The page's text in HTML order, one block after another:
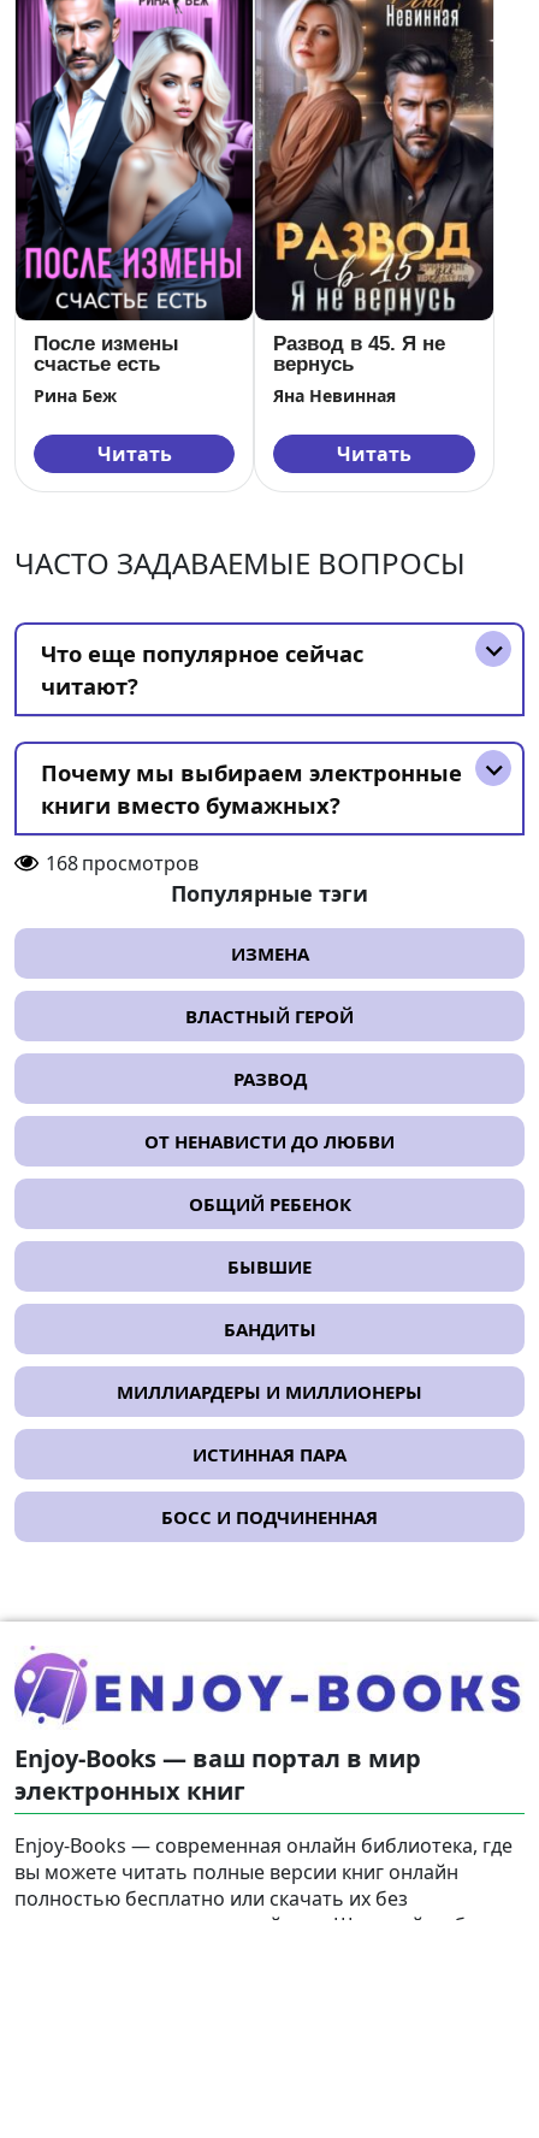
После измены
счастье есть
Рина Беж
Читать
Развод в 45. Я не
вернусь
Яна Невинная
Читать
ЧАСТО ЗАДАВАЕМЫЕ ВОПРОСЫ
Что еще популярное сейчас
читают?
Почему мы выбираем электронные
книги вместо бумажных?
168просмотров
Популярные тэги
ИЗМЕНА
ВЛАСТНЫЙ ГЕРОЙ
РАЗВОД
ОТ НЕНАВИСТИ ДО ЛЮБВИ
ОБЩИЙ РЕБЕНОК
БЫВШИЕ
БАНДИТЫ
МИЛЛИАРДЕРЫ И МИЛЛИОНЕРЫ
ИСТИННАЯ ПАРА
БОСС И ПОДЧИНЕННАЯ
Enjoy-Books — ваш портал в мир
электронных книг
Enjoy-Books — современная онлайн библиотека, где
вы можете читать полные версии книг онлайн
полностью бесплатно или скачать их без
регистрации на свое устройство. Широкий выбор